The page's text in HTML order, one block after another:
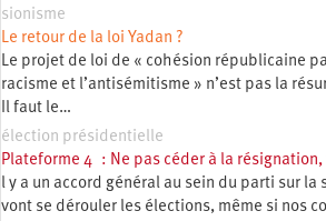
sionisme
Le retour de la loi Yadan ?
Le projet de loi de « cohésion républicaine
racisme et l’antisémitisme » n’est pas la
Il faut le…
élection présidentielle
Plateforme 4 : Ne pas céder à la
l y a un accord général au sein du parti sur
vont se dérouler les élections, même si nos